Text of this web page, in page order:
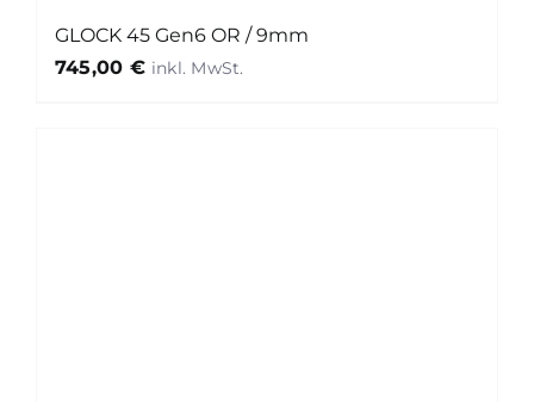
GLOCK 45 Gen6 OR / 9mm
745,00 €